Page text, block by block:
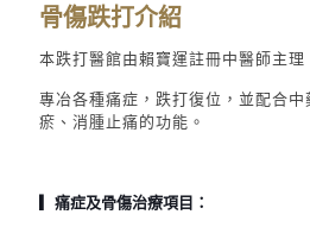
骨傷跌打介紹
本跌打醫館由賴寶運註冊中醫師主理
專冶各種痛症，跌打復位，並配合
瘀、消腫止痛的功能。
▎痛症及骨傷治療項目：